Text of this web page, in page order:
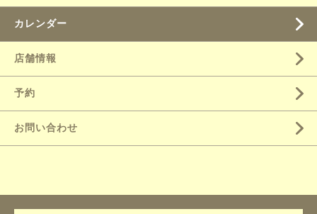
カレンダー
店舗情報
予約
お問い合わせ